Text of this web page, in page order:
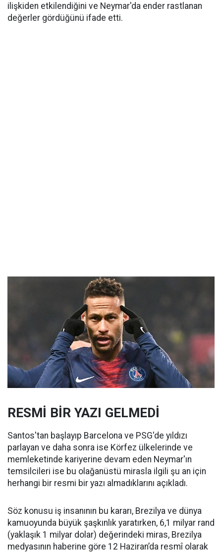
ilişkiden etkilendiğini ve Neymar'da ender rastlanan
değerler gördüğünü ifade etti.
RESMİ BİR YAZI GELMEDİ
Santos'tan başlayıp Barcelona ve PSG'de yıldızı
parlayan ve daha sonra ise Körfez ülkelerinde ve
memleketinde kariyerine devam eden Neymar'ın
temsilcileri ise bu olağanüstü mirasla ilgili şu an için
herhangi bir resmi bir yazı almadıklarını açıkladı.
Söz konusu iş insanının bu kararı, Brezilya ve dünya
kamuoyunda büyük şaşkınlık yaratırken, 6,1 milyar rand
(yaklaşık 1 milyar dolar) değerindeki miras, Brezilya
medyasının haberine göre 12 Haziran’da resmî olarak